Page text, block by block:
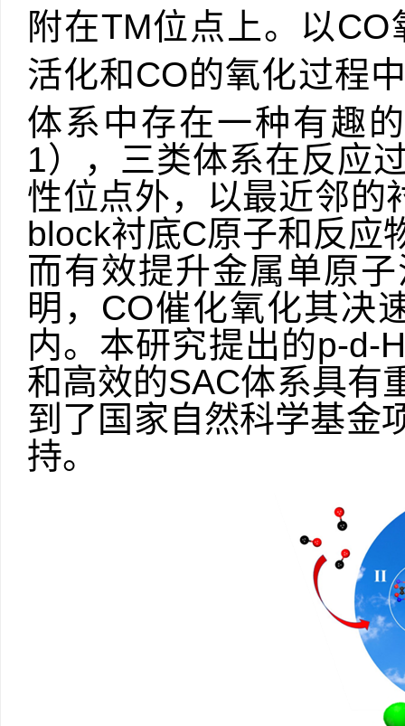
附在TM位点上。以CO
活化和 CO的氧化过程
体系中存在一种有趣
1），三类体系在反应
性位点外，以最近邻的
block衬底C原子和反应
而有效提升金属单原
明， CO催化氧化其决
内。本研究提出的p-d-
和高效的SAC体系具有
到了国家自然科学基金
持。